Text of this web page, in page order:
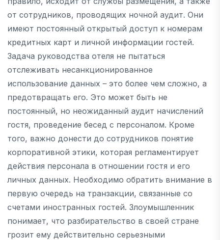
от сотрудников, проводящих ночной аудит. Они
имеют постоянный открытый доступ к номерам
кредитных карт и личной информации гостей.
Задача руководства отеля не пытаться
отслеживать несанкционированное
использование данных – это более чем сложно, а
предотвращать его. Это может быть не
постоянный, но неожиданный аудит начислений
гостя, проведение бесед с персоналом. Кроме
того, важно донести до сотрудников понятие
корпоративной этики, которая регламентирует
действия персонала в отношении гостя и его
личных данных. Необходимо обратить внимание в
первую очередь на транзакции, связанные со
счетами иностранных гостей. Злоумышленник
понимает, что разбирательство в своей стране
грозит ему действительно серьезными